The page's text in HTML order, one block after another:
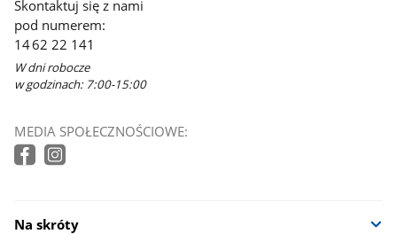
Skontaktuj się z nami
pod numerem:
14 62 22 141
W dni robocze
w godzinach: 7:00-15:00
MEDIA SPOŁECZNOŚCIOWE:
Na skróty